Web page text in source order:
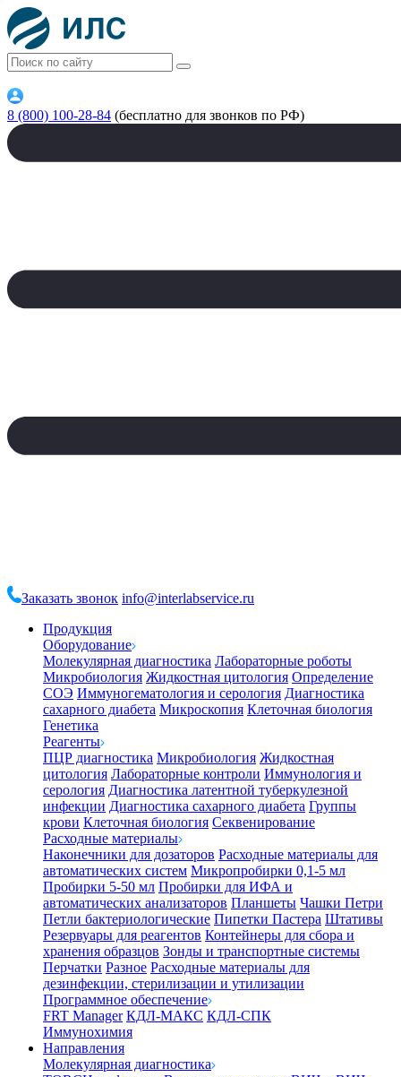
8 (800) 100-28-84 (бесплатно для звонков по РФ)
Заказать звонок info@interlabservice.ru
Продукция
Оборудование
Молекулярная диагностика Лабораторные роботы
Микробиология Жидкостная цитология Определение
СОЭ Иммуногематология и серология Диагностика
сахарного диабета Микроскопия Клеточная биология
Генетика
Реагенты
ПЦР диагностика Микробиология Жидкостная
цитология Лабораторные контроли Иммунология и
серология Диагностика латентной туберкулезной
инфекции Диагностика сахарного диабета Группы
крови Клеточная биология Секвенирование
Расходные материалы
Наконечники для дозаторов Расходные материалы для
автоматических систем Микропробирки 0,1-5 мл
Пробирки 5-50 мл Пробирки для ИФА и
автоматических анализаторов Планшеты Чашки Петри
Петли бактериологические Пипетки Пастера Штативы
Резервуары для реагентов Контейнеры для сбора и
хранения образцов Зонды и транспортные системы
Перчатки Разное Расходные материалы для
дезинфекции, стерилизации и утилизации
Программное обеспечение
FRT Manager КДЛ-МАКС КДЛ-СПК
Иммунохимия
Направления
Молекулярная диагностика